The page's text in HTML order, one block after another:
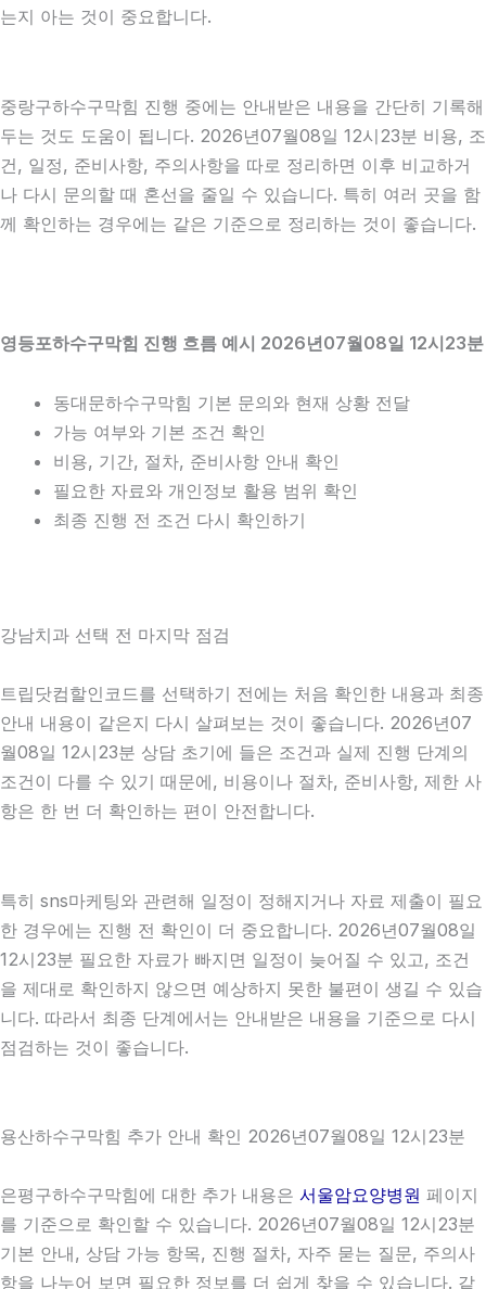
는지 아는 것이 중요합니다.
중랑구하수구막힘 진행 중에는 안내받은 내용을 간단히 기록해
두는 것도 도움이 됩니다. 2026년07월08일 12시23분 비용, 조
건, 일정, 준비사항, 주의사항을 따로 정리하면 이후 비교하거
나 다시 문의할 때 혼선을 줄일 수 있습니다. 특히 여러 곳을 함
께 확인하는 경우에는 같은 기준으로 정리하는 것이 좋습니다.
영등포하수구막힘 진행 흐름 예시 2026년07월08일 12시23분
동대문하수구막힘 기본 문의와 현재 상황 전달
가능 여부와 기본 조건 확인
비용, 기간, 절차, 준비사항 안내 확인
필요한 자료와 개인정보 활용 범위 확인
최종 진행 전 조건 다시 확인하기
강남치과 선택 전 마지막 점검
트립닷컴할인코드를 선택하기 전에는 처음 확인한 내용과 최종
안내 내용이 같은지 다시 살펴보는 것이 좋습니다. 2026년07
월08일 12시23분 상담 초기에 들은 조건과 실제 진행 단계의
조건이 다를 수 있기 때문에, 비용이나 절차, 준비사항, 제한 사
항은 한 번 더 확인하는 편이 안전합니다.
특히 sns마케팅와 관련해 일정이 정해지거나 자료 제출이 필요
한 경우에는 진행 전 확인이 더 중요합니다. 2026년07월08일
12시23분 필요한 자료가 빠지면 일정이 늦어질 수 있고, 조건
을 제대로 확인하지 않으면 예상하지 못한 불편이 생길 수 있습
니다. 따라서 최종 단계에서는 안내받은 내용을 기준으로 다시
점검하는 것이 좋습니다.
용산하수구막힘 추가 안내 확인 2026년07월08일 12시23분
은평구하수구막힘에 대한 추가 내용은 서울암요양병원 페이지
를 기준으로 확인할 수 있습니다. 2026년07월08일 12시23분
기본 안내, 상담 가능 항목, 진행 절차, 자주 묻는 질문, 주의사
항을 나누어 보면 필요한 정보를 더 쉽게 찾을 수 있습니다. 같